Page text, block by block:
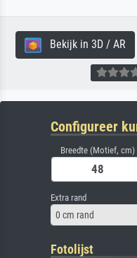
Bekijk in 3D / AR
Configureer
Breedte (Motief, cm)
Extra rand
0 cm rand
Fotolijst